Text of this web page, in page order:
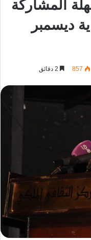
المشاركة
نهاية ديسمبر
857